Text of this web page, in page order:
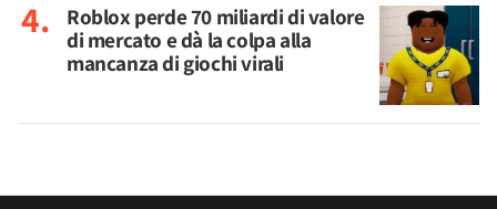
Roblox perde 70 miliardi di valore
di mercato e dà la colpa alla
mancanza di giochi virali